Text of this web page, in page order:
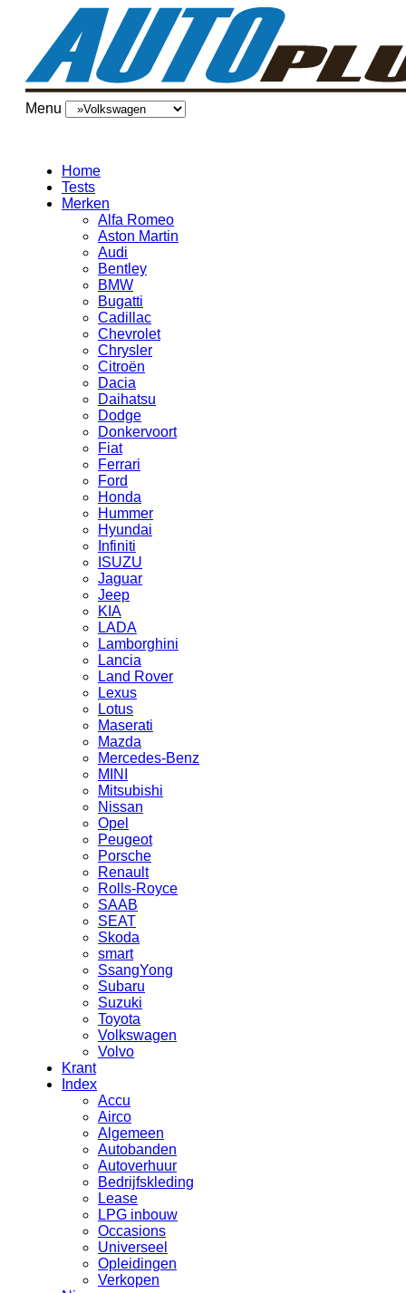
Menu
Home
Tests
Merken
Alfa Romeo
Aston Martin
Audi
Bentley
BMW
Bugatti
Cadillac
Chevrolet
Chrysler
Citroën
Dacia
Daihatsu
Dodge
Donkervoort
Fiat
Ferrari
Ford
Honda
Hummer
Hyundai
Infiniti
ISUZU
Jaguar
Jeep
KIA
LADA
Lamborghini
Lancia
Land Rover
Lexus
Lotus
Maserati
Mazda
Mercedes-Benz
MINI
Mitsubishi
Nissan
Opel
Peugeot
Porsche
Renault
Rolls-Royce
SAAB
SEAT
Skoda
smart
SsangYong
Subaru
Suzuki
Toyota
Volkswagen
Volvo
Krant
Index
Accu
Airco
Algemeen
Autobanden
Autoverhuur
Bedrijfskleding
Lease
LPG inbouw
Occasions
Universeel
Opleidingen
Verkopen